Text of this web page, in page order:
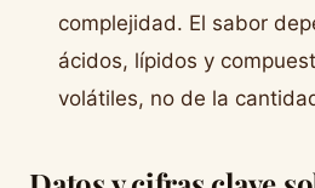
complejidad. El sabor
ácidos, lípidos y
volátiles, no de la